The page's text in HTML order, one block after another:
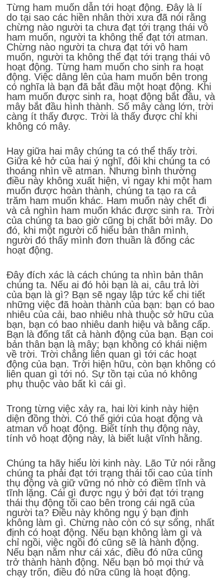
Từng ham muốn dẫn tới hoạt động. Đây là lí
do tại sao các hiền nhân thời xưa đã nói rằng
chừng nào người ta chưa đạt tới trạng thái vô
ham muốn, người ta không thể đạt tới atman.
Chừng nào người ta chưa đạt tới vô ham
muốn, người ta không thể đạt tới trạng thái vô
hoạt động. Từng ham muốn cho sinh ra hoạt
động. Việc dâng lên của ham muốn bên trong
có nghĩa là bạn đã bắt đầu một hoạt động. Khi
ham muốn được sinh ra, hoạt động bắt đầu, và
mây bắt đầu hình thành. Số mây càng lớn, trời
càng ít thấy được. Trời là thấy được chỉ khi
không có mây.
Hay giữa hai mây chúng ta có thể thấy trời.
Giữa kẻ hở của hai ý nghĩ, đôi khi chúng ta có
thoáng nhìn về atman. Nhưng bình thường
điều này không xuất hiện, vì ngay khi một ham
muốn được hoàn thành, chúng ta tạo ra cả
trăm ham muốn khác. Ham muốn này chết đi
và cả nghìn ham muốn khác được sinh ra. Trời
của chúng ta bao giờ cũng bị chất bởi mây. Do
đó, khi một người cố hiểu bản thân mình,
người đó thấy mình đơn thuần là đống các
hoạt động.
Đây đích xác là cách chúng ta nhìn bản thân
chúng ta. Nếu ai đó hỏi bạn là ai, câu trả lời
của bạn là gì? Bạn sẽ ngay lập tức kể chi tiết
những việc đã hoàn thành của bạn: bạn có bao
nhiêu của cải, bao nhiêu nhà thuộc sở hữu của
bạn, bạn có bao nhiêu danh hiệu và bằng cấp.
Bạn là đống tất cả hành động của bạn. Bạn coi
bản thân bạn là mây; bạn không có khái niệm
về trời. Trời chẳng liên quan gì tới các hoạt
động của bạn. Trời hiện hữu, còn bạn không có
liên quan gì tới nó. Sự tồn tại của nó không
phụ thuộc vào bất kì cái gì.
Trong từng việc xảy ra, hai lời kinh này hiện
diện đồng thời. Có thế giới của hoạt động và
atman vô hoạt động. Biết tính thụ động này,
tính vô hoạt động này, là biết luật vĩnh hằng.
Chúng ta hãy hiểu lời kinh này. Lão Tử nói rằng
chúng ta phải đạt tới trạng thái tối cao của tính
thụ động và giữ vững nó nhờ có điềm tĩnh và
tĩnh lặng. Cái gì được ngụ ý bởi đạt tới trạng
thái thụ động tối cao bên trong cái ngã của
người ta? Điều này không ngụ ý bạn định
không làm gì. Chừng nào còn có sự sống, nhất
định có hoạt động. Nếu bạn không làm gì và
chỉ ngồi, việc ngồi đó cũng sẽ là hành động.
Nếu bạn nằm như cái xác, điều đó nữa cũng
trở thành hành động. Nếu bạn bỏ mọi thứ và
chạy trốn, điều đó nữa cũng là hoạt động.